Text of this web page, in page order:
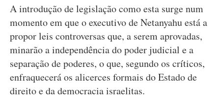
A introdução de legislação como esta surge num
momento em que o executivo de Netanyahu está a
propor leis controversas que, a serem aprovadas,
minarão a independência do poder judicial e a
separação de poderes, o que, segundo os críticos,
enfraquecerá os alicerces formais do Estado de
direito e da democracia israelitas.